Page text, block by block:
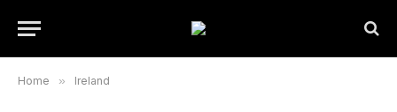
Home » Ireland